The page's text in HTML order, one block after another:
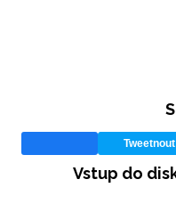
zejména k organizaci
Chcete navíc
našich partnerů?
účelu podle Zásad
Tweetnout
Vstup do